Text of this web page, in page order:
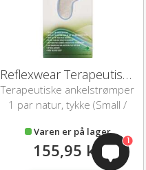
Reflexwear Terapeutisk Ankelstrømpe (S/Tyk/Natur)
Terapeutiske ankelstrømper
1 par natur, tykke (Small /
Varen er på lager
155,95 kr 1